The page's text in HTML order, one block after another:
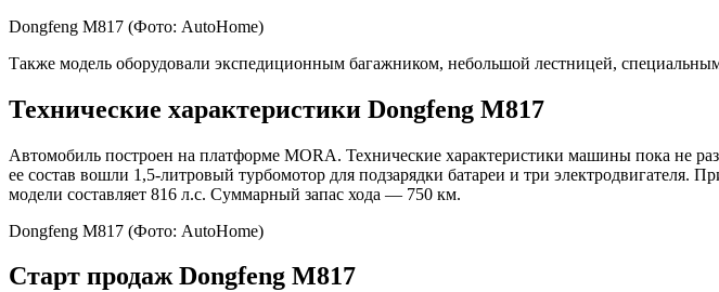
Dongfeng M817 (Фото: AutoHome)
Также модель оборудовали экспедиционным багажником, небольшой лестницей,
Технические характеристики Dongfeng M817
Автомобиль построен на платформе MORA. Технические характеристики машины пока не
ее состав вошли 1,5-литровый турбомотор для подзарядки батареи и три
модели составляет 816 л.с. Суммарный запас хода — 750 км.
Dongfeng M817 (Фото: AutoHome)
Старт продаж Dongfeng M817